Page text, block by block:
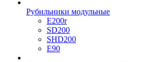
Рубильники модульные
E200r
SD200
SHD200
E90